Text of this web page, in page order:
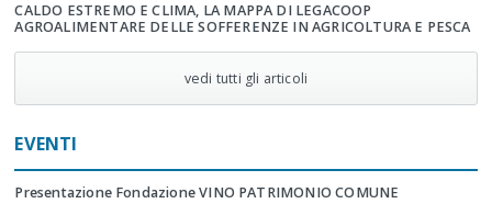
CALDO ESTREMO E CLIMA, LA MAPPA DI LEGACOOP
AGROALIMENTARE DELLE SOFFERENZE IN AGRICOLTURA E PESCA
vedi tutti gli articoli
EVENTI
Presentazione Fondazione VINO PATRIMONIO COMUNE